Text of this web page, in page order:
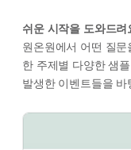
쉬운 시작을 도와드려
원온원에서 어떤 질
한 주제별 다양한 샘
발생한 이벤트들을